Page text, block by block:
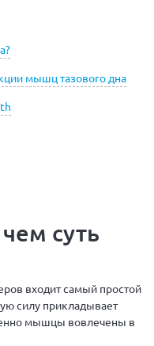
мышц тазового дна
суть
входит самый простой
силу прикладывает
мышцы вовлечены в